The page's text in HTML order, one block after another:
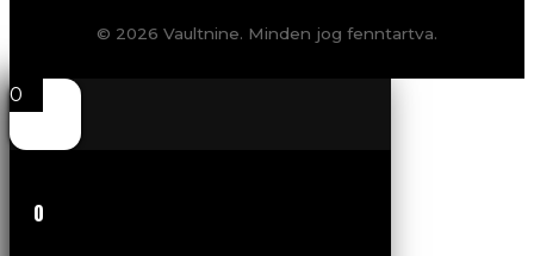
© 2026 Vaultnine. Minden jog fenntartva.
0
0